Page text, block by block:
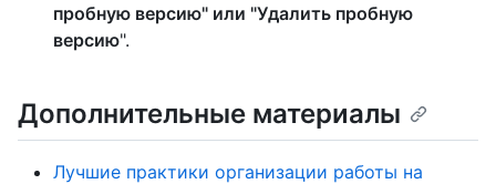
пробную версию" или "Удалить пробную
версию".
Дополнительные материалы
Лучшие практики организации работы на